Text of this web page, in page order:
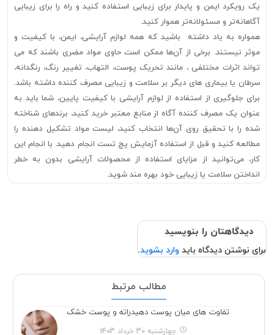
یک رویکرد ایمن و پایدار برای زیبایی استفاده کنید و راه را برای زیبایی
آگاهانه‌تر و مسئولانه‌تر هموار کنید.
همواره به یاد داشته باشید که همه لوازم آرایشی، ایمن، با کیفیت و
موثر نیستند. برخی از آن‌ها ممکن است حاوی مواد مضری باشند که می
تواند اثرات مختلفی ، مانند تحریک پوست، التهاب، تغییر رنگ، رنگدانه،
سرطان یا بیماری های دیگر بر سلامت و زیبایی مصرف کننده داشته باشد.
برای جلوگیری از استفاده از لوازم آرایشی با کیفیت پایین، شما باید به
عنوان یک مصرف کننده آگاه از منابع معتبر خرید کنید، برندهای شناخته
شده را با تحقیق روی آن‌ها انتخاب کنید، لیست مواد تشکیل دهنده را
مطالعه کنید و قبل از استفاده آزمایش پچ تست انجام دهید. با انجام این
کار، می‌توانید از مزایای استفاده از محصولات آرایشی بدون به خطر
انداختن سلامت یا زیبایی خود بهره مند شوید.
دیدگاهتان را بنویسید
برای نوشتن دیدگاه باید وارد بشوید.
مطالب مرتبط
تفاوت های میان پوست دهیدراته و پوست خشک
چهارشنبه 30 خرداد 1403